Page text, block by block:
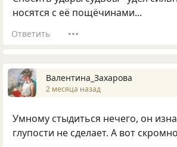
носятся с её пощёчинами...
Ответить
Валентина_Захарова
2 месяца назад
Умному стыдиться нечего, он
глупости не сделает. А вот